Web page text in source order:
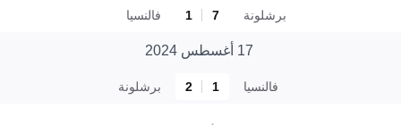
برشلونة 7
1 فالنسيا
17 أغسطس 2024
فالنسيا 1
2 برشلونة